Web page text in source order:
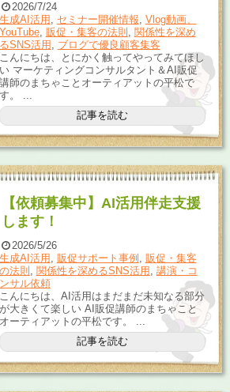
2026/7/24
生成AI活用 , セミナー開催情報, Vlog動画、
YouTube, 販促・集客の法則 , 関係性を深め
るSNS活用 , ブログで優良顧客集客
こんにちは、とにかく触ってやってみてほし
い マーケティングコンサルタント＆AI販促
講師のまちゃことオーティアットの平松で
す。 ...
記事を読む
【依頼募集中】AI活用伴走支援
します！
2026/5/26
生成AI活用
販促サポート事例
販促・集客
の法則
関係性を深めるSNS活用
講演・コ
ンサル依頼
こんにちは、AI活用はまだまだ未知なる部分
が大きくて楽しい AI販促講師のまちゃこと
オーティアットの平松です。 ...
記事を読む